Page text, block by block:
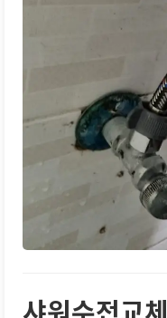
샤워수전교체